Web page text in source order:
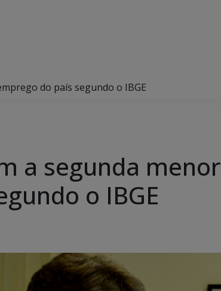
do país segundo o IBGE
a segunda
o IBGE